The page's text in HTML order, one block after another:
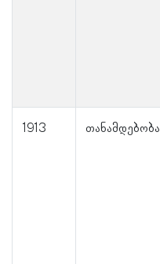
1913 თანამდებობა